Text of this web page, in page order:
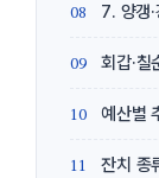
7. 양갱
회갑·
예산별
잔치 종